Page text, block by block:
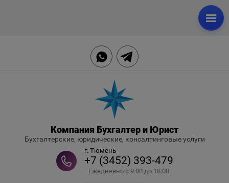
Компания Бухгалтер и Юрист
Бухгалтерские, юридические, консалтинговые услуги
г. Тюмень
+7 (3452) 393-479
Ежедневно с 9:00 до 18:00